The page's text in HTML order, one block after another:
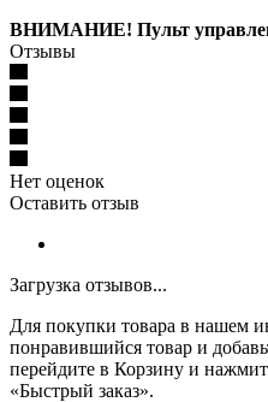
ВНИМАНИЕ! Пульт
Отзывы
Нет оценок
Оставить отзыв
Загрузка отзывов...
Для покупки товара в нашем
понравившийся товар и
перейдите в Корзину и
«Быстрый заказ».